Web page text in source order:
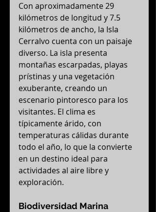
Con aproximadamente 29
kilómetros de longitud y 7.5
kilómetros de ancho, la Isla
Cerralvo cuenta con un paisaje
diverso. La isla presenta
montañas escarpadas, playas
prístinas y una vegetación
exuberante, creando un
escenario pintoresco para los
visitantes. El clima es
típicamente árido, con
temperaturas cálidas durante
todo el año, lo que la convierte
en un destino ideal para
actividades al aire libre y
exploración.
Biodiversidad Marina